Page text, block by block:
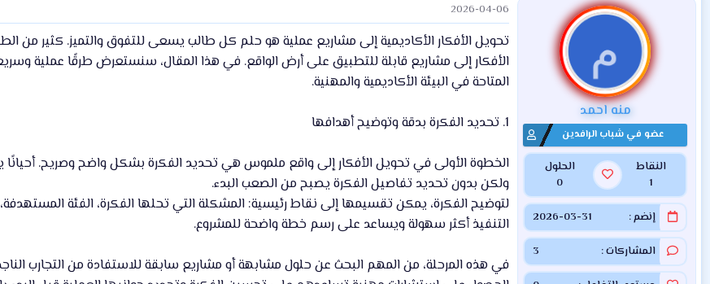
م
منه احمد
عضو في شباب الرافدين
النقاط
1
الحلول
0
إنضم 2026-03-31
المشاركات 3
2026-04-06
تحويل الأفكار الأكاديمية إلى مشاريع عملية هو حلم كل طالب يسعى للتفوق والتميز. كثير من
الأفكار إلى مشاريع قابلة للتطبيق على أرض الواقع. في هذا المقال، سنستعرض طرقًا عملية
المتاحة في البيئة الأكاديمية والمهنية.
1. تحديد الفكرة بدقة وتوضيح أهدافها
الخطوة الأولى في تحويل الأفكار إلى واقع ملموس هي تحديد الفكرة بشكل واضح وصريح. أحيانًا
ولكن بدون تحديد تفاصيل الفكرة يصبح من الصعب البدء.
لتوضيح الفكرة، يمكن تقسيمها إلى نقاط رئيسية: المشكلة التي تحلها الفكرة، الفئة المستهدفة،
التنفيذ أكثر سهولة ويساعد على رسم خطة واضحة للمشروع.
في هذه المرحلة، من المهم البحث عن حلول مشابهة أو مشاريع سابقة للاستفادة من التجارب